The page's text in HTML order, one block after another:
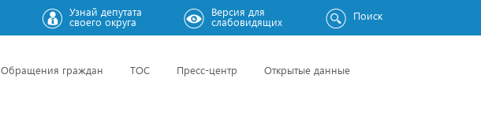
Узнай депутата
своего округа
Версия для
слабовидящих Поиск
Обращения граждан ТОС Пресс-центр Открытые данные